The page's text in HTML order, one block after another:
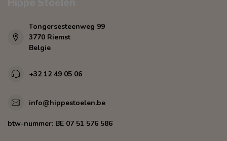
Tongersesteenweg 99
3770 Riemst
Belgie
+32 12 49 05 06
info@hippestoelen.be
btw-nummer: BE 07 51 576 586